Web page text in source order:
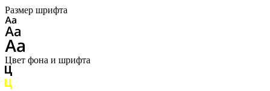
Размер шрифта
Цвет фона и шрифта